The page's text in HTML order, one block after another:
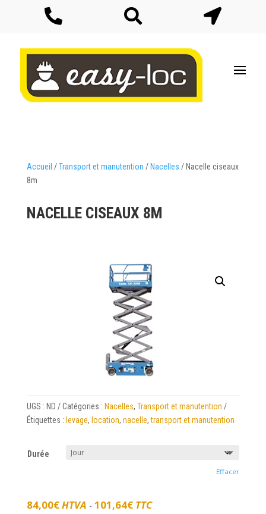
  
Accueil /Transport et manutention / Nacelles / Nacelle ciseaux
8m
NACELLE CISEAUX 8M
UGS : ND Catégories : Nacelles, Transport et manutention
Étiquettes : levage, location, nacelle,transport et manutention
Durée
Effacer
84,00€HTVA - 101,64€ TTC